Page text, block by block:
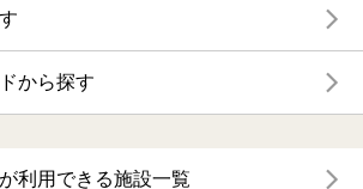
から探す
利用できる施設一覧